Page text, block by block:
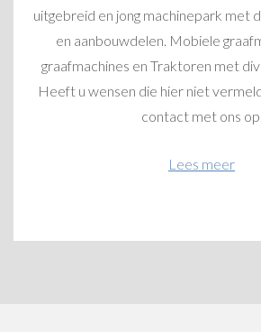
uitgebreid en jong machinepark met
en aanbouwdelen. Mobiele
graafmachines en Traktoren met
Heeft u wensen die hier niet
contact met ons op.
Lees meer